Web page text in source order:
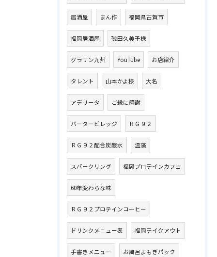
居酒屋 まん作 福岡県古賀市
福岡居酒屋 磯田久美子様
グラサン九州 YouTube お店紹介
タレント 山本かよ様 大名
アデリータ ご縁に感謝
バータービレッジ ＲＧ９２
ＲＧ９２配合炭酸水 温藻
スパークリング 福岡プロテインカフェ
60年変わらな味
ＲＧ９２プロテインコーヒー
ドリンクメニュー表 福岡テイクアウト
手書きメニュー お風呂よもぎパック